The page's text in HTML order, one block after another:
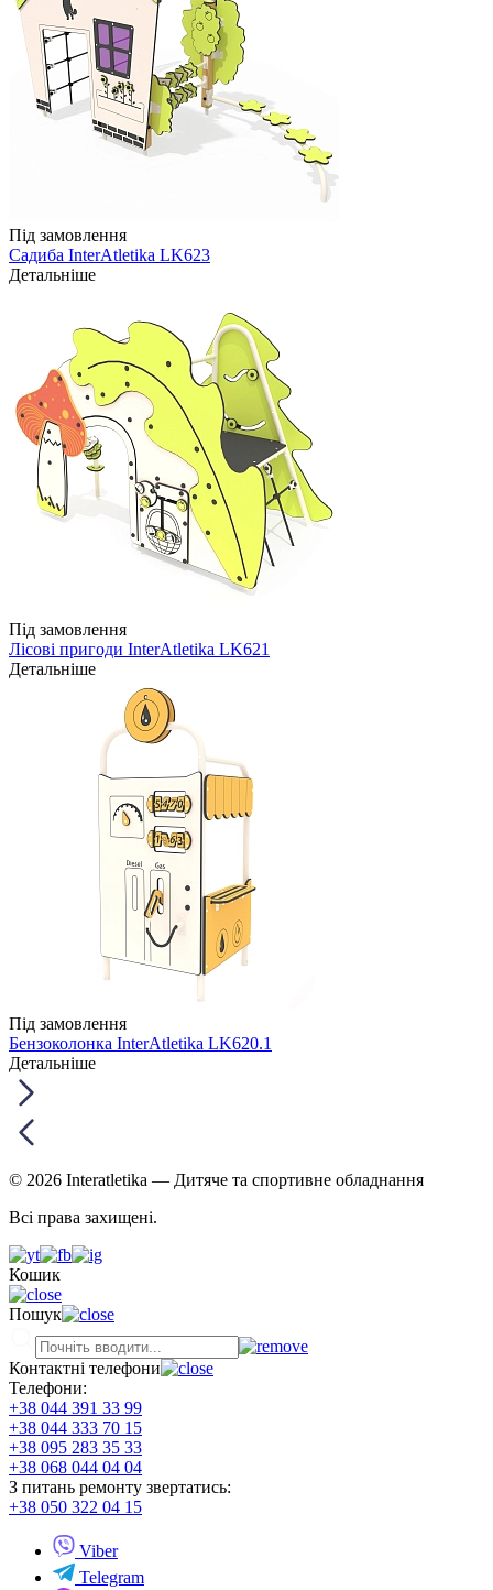
Під замовлення
Садиба InterAtletika LK623
Детальніше
Під замовлення
Лісові пригоди InterAtletika LK621
Детальніше
Під замовлення
Бензоколонка InterAtletika LK620.1
Детальніше
© 2026 Interatletika — Дитяче та спортивне обладнання
Всі права захищені.
Кошик
Пошук
Контактні телефони
Телефони:
+38 044 391 33 99
+38 044 333 70 15
+38 095 283 35 33
+38 068 044 04 04
З питань ремонту звертатись:
+38 050 322 04 15
Viber
Telegram